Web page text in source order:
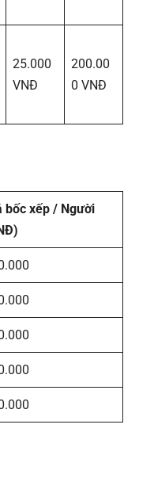
25.000
VNĐ
200.00
0 VNĐ
bốc xếp / Người